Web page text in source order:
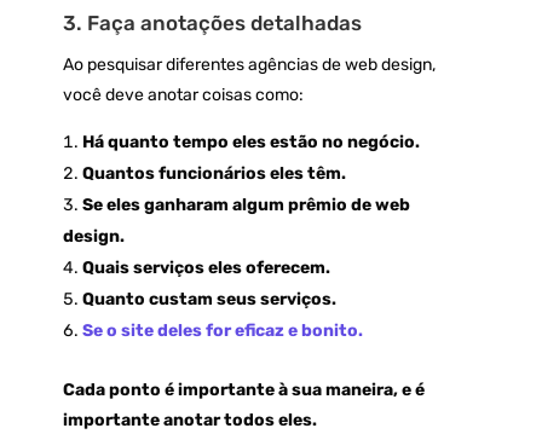
3. Faça anotações detalhadas
Ao pesquisar diferentes agências de web design,
você deve anotar coisas como:
Há quanto tempo eles estão no negócio.
Quantos funcionários eles têm.
Se eles ganharam algum prêmio de web
design.
Quais serviços eles oferecem.
Quanto custam seus serviços.
Se o site deles for eficaz e bonito.
Cada ponto é importante à sua maneira, e é
importante anotar todos eles.